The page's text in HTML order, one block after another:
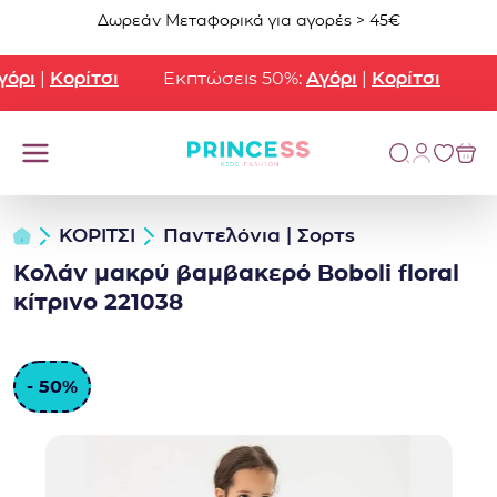
Μετάβαση στο περιεχόμενο
Δωρεάν Μεταφορικά για αγορές > 45€
|Κορίτσι Εκπτώσεις 50%:Αγόρι|Κορίτσι
ΚΟΡΙΤΣΙ Παντελόνια | Σορτς
Κολάν μακρύ βαμβακερό Boboli floral
κίτρινο 221038
- 50%